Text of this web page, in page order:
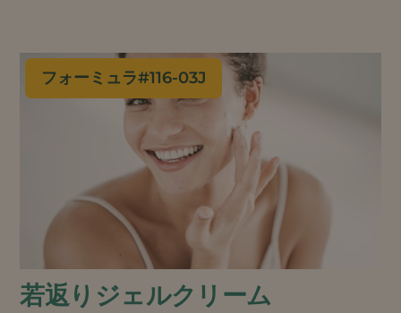
フォーミュラ#116-03J
若返りジェルクリーム